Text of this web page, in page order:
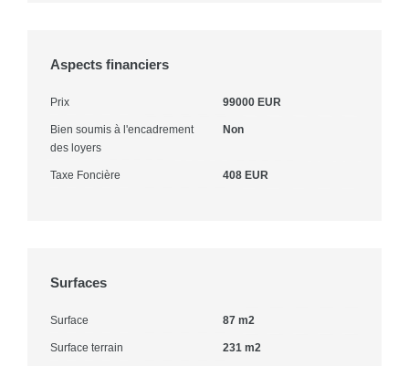
Aspects financiers
Prix 99000 EUR
Bien soumis à l'encadrement
des loyers
Non
Taxe Foncière 408 EUR
Surfaces
Surface 87 m2
Surface terrain 231 m2